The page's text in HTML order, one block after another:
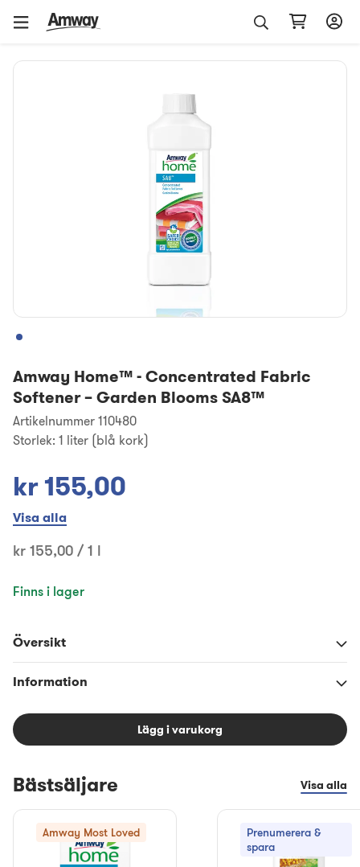
Amway Home™-Concentrated Fabric
Softener – Garden Blooms SA8™
Artikelnummer 110480
Storlek: 1 liter (blå kork)
kr 155,00
Visa alla
kr 155,00 / 1 l
Finns i lager
Översikt
Information
Lägg i varukorg
Bästsäljare Visa alla
Amway Most Loved
Prenumerera &
spara